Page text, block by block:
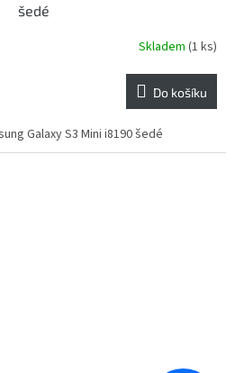
šedé
Skladem (1 ks)
Do košíku
Galaxy S3 Mini i8190 šedé